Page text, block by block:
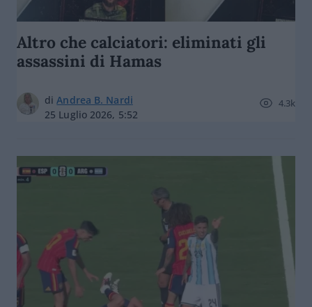
Altro che calciatori: eliminati gli
assassini di Hamas
diAndrea B. Nardi
25 Luglio 2026, 5:52
4.3k